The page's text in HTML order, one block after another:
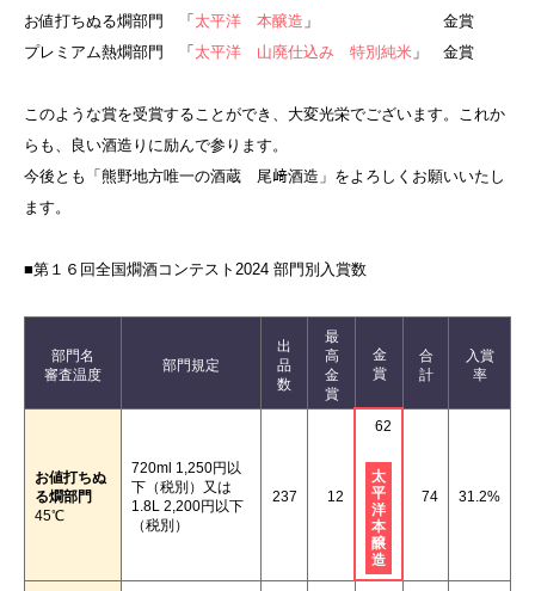
お値打ちぬる燗部門
「 太平洋 本醸造 」
金賞
プレミアム熱燗部門
「 太平洋 山廃仕込み 特別純米 」 金賞
このような賞を受賞することができ、大変光栄でございます。これか
らも、良い酒造りに励んで参ります。
今後とも「熊野地方唯一の酒蔵 尾﨑酒造」をよろしくお願いいたし
ます。
■第１６回全国燗酒コンテスト2024 部門別入賞数
部門名
審査温度
部門規定
出
品
数
最
高
金
賞
金
賞
合
計
入賞
率
お値打ちぬ
る燗部門
45℃
720ml 1,250円以
下（税別）又は
1.8L 2,200円以下
（税別）
237 12
62
太
平
洋
本
醸
造
74 31.2%